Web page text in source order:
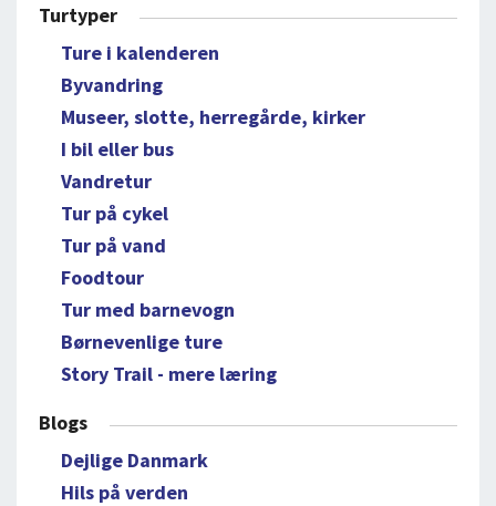
Turtyper
Ture i kalenderen
Byvandring
Museer, slotte, herregårde, kirker
I bil eller bus
Vandretur
Tur på cykel
Tur på vand
Foodtour
Tur med barnevogn
Børnevenlige ture
Story Trail - mere læring
Blogs
Dejlige Danmark
Hils på verden